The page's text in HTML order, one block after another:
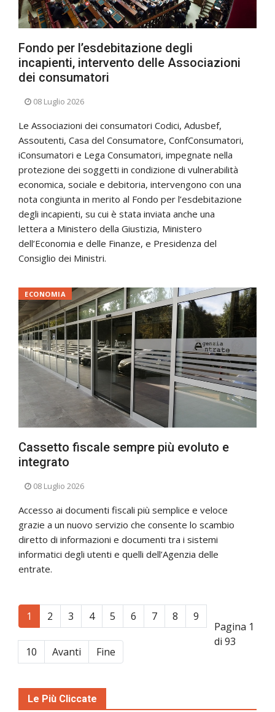
Fondo per l’esdebitazione degli
incapienti, intervento delle Associazioni
dei consumatori
08 Luglio 2026
Le Associazioni dei consumatori Codici, Adusbef,
Assoutenti, Casa del Consumatore, ConfConsumatori,
iConsumatori e Lega Consumatori, impegnate nella
protezione dei soggetti in condizione di vulnerabilità
economica, sociale e debitoria, intervengono con una
nota congiunta in merito al Fondo per l’esdebitazione
degli incapienti, su cui è stata inviata anche una
lettera a Ministero della Giustizia, Ministero
dell’Economia e delle Finanze, e Presidenza del
Consiglio dei Ministri.
Cassetto fiscale sempre più evoluto e
integrato
ECONOMIA
08 Luglio 2026
Accesso ai documenti fiscali più semplice e veloce
grazie a un nuovo servizio che consente lo scambio
diretto di informazioni e documenti tra i sistemi
informatici degli utenti e quelli dell’Agenzia delle
entrate.
1 2 3 4 5 6 7 8 9
10 Avanti Fine
Pagina 1
di 93
Le Più Cliccate